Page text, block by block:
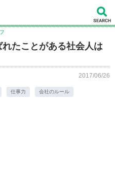
たことがある社会人は
2017/06/26
仕事力 会社のルール